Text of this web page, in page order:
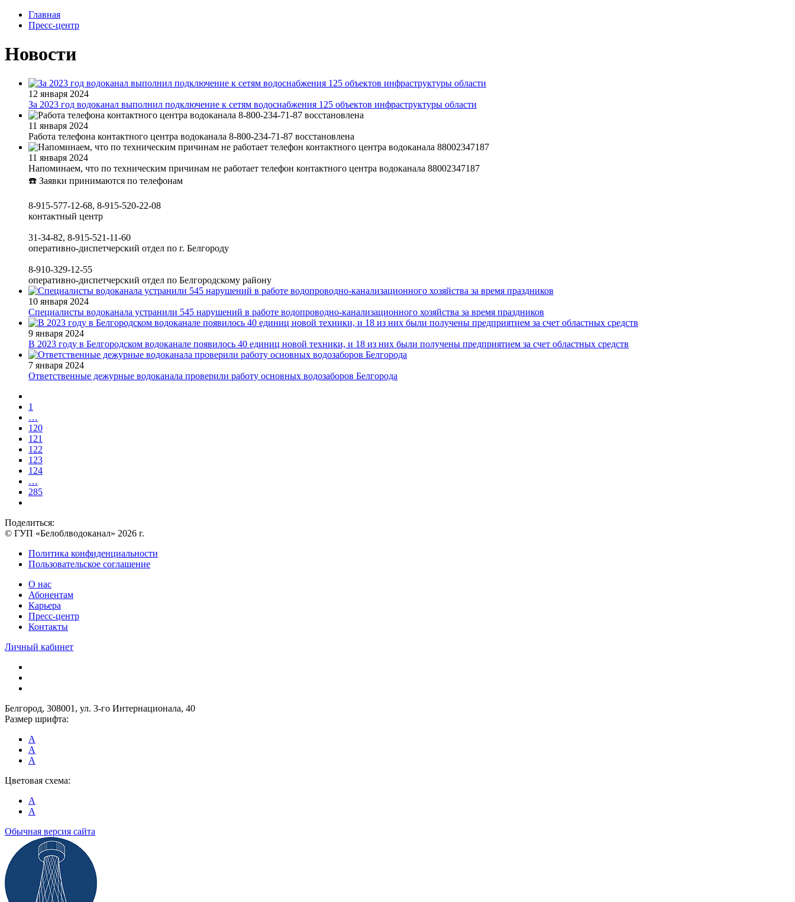
Главная
Пресс-центр
Новости
12 января 2024
За 2023 год водоканал выполнил подключение к сетям водоснабжения 125 объектов инфраструктуры области
11 января 2024
Работа телефона контактного центра водоканала 8-800-234-71-87 восстановлена
11 января 2024
Напоминаем, что по техническим причинам не работает телефон контактного центра водоканала 88002347187
☎️ Заявки принимаются по телефонам
8-915-577-12-68, 8-915-520-22-08
контактный центр
31-34-82, 8-915-521-11-60
оперативно-диспетчерский отдел по г. Белгороду
8-910-329-12-55
оперативно-диспетчерский отдел по Белгородскому району
10 января 2024
Специалисты водоканала устранили 545 нарушений в работе водопроводно-канализационного хозяйства за время праздников
9 января 2024
В 2023 году в Белгородском водоканале появилось 40 единиц новой техники, и 18 из них были получены предприятием за счет областных средств
7 января 2024
Ответственные дежурные водоканала проверили работу основных водозаборов Белгорода
1
…
120
121
122
123
124
…
285
Поделиться:
© ГУП «Белоблводоканал» 2026 г.
Политика конфиденциальности
Пользовательское соглашение
О нас
Абонентам
Карьера
Пресс-центр
Контакты
Личный кабинет
Белгород, 308001, ул. 3-го Интернационала, 40
Размер шрифта:
A
A
A
Цветовая схема:
A
A
Обычная версия сайта